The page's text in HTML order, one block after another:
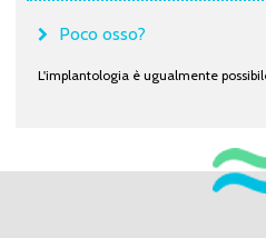
Poco osso?
L'implantologia è ugualmente